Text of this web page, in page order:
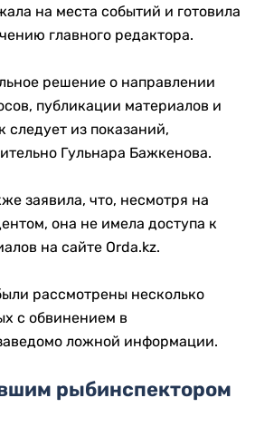
на места событий и готовила
главного редактора.
решение о направлении
публикации материалов и
следует из показаний,
Гульнара Бажкенова.
заявила, что, несмотря на
она не имела доступа к
на сайте Orda.kz.
рассмотрены несколько
с обвинением в
ложной информации.
рыбинспектором